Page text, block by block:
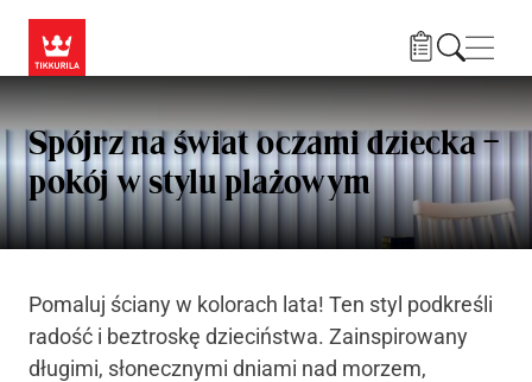
Spójrz na świat oczami dziecka –
pokój w stylu plażowym
Pomaluj ściany w kolorach lata! Ten styl podkreśli
radość i beztroskę dzieciństwa. Zainspirowany
długimi, słonecznymi dniami nad morzem,